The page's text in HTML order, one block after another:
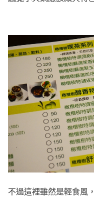
不過這裡雖然是輕食風